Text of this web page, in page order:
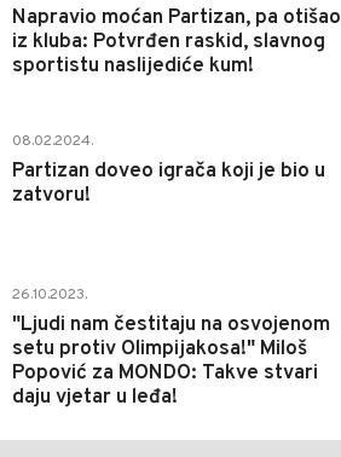
Napravio moćan Partizan, pa otišao
iz kluba: Potvrđen raskid, slavnog
sportistu naslijediće kum!
08.02.2024.
Partizan doveo igrača koji je bio u
zatvoru!
26.10.2023.
"Ljudi nam čestitaju na osvojenom
setu protiv Olimpijakosa!" Miloš
Popović za MONDO: Takve stvari
daju vjetar u leđa!